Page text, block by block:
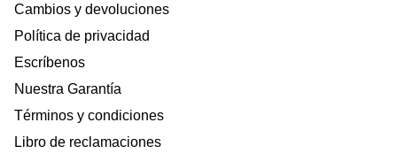
Cambios y devoluciones
Política de privacidad
Escríbenos
Nuestra Garantía
Términos y condiciones
Libro de reclamaciones